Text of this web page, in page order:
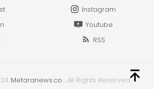
Instagram
Youtube
RSS
Metaranews.co . All Rights Reserved